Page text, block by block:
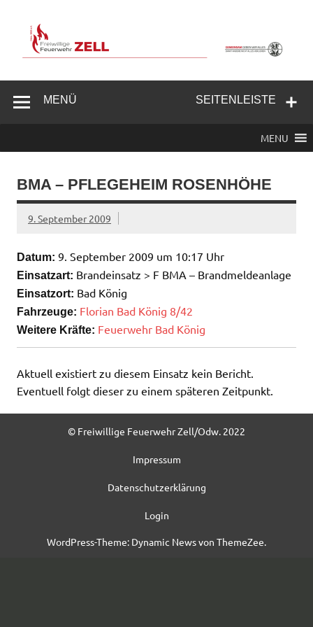
springen
Feuerwehr
SEITENLEISTE
MENÜ
MENU
BMA – PFLEGEHEIM ROSENHÖHE
9. September 2009
Datum: 9. September 2009 um 10:17 Uhr
Einsatzart: Brandeinsatz > F BMA – Brandmeldeanlage
Einsatzort: Bad König
Fahrzeuge: Florian Bad König 8/42
Weitere Kräfte: Feuerwehr Bad König
Aktuell existiert zu diesem Einsatz kein Bericht.
Eventuell folgt dieser zu einem späteren Zeitpunkt.
© Freiwillige Feuerwehr Zell/Odw. 2022
Impressum
Datenschutzerklärung
Login
WordPress-Theme: Dynamic News von ThemeZee.